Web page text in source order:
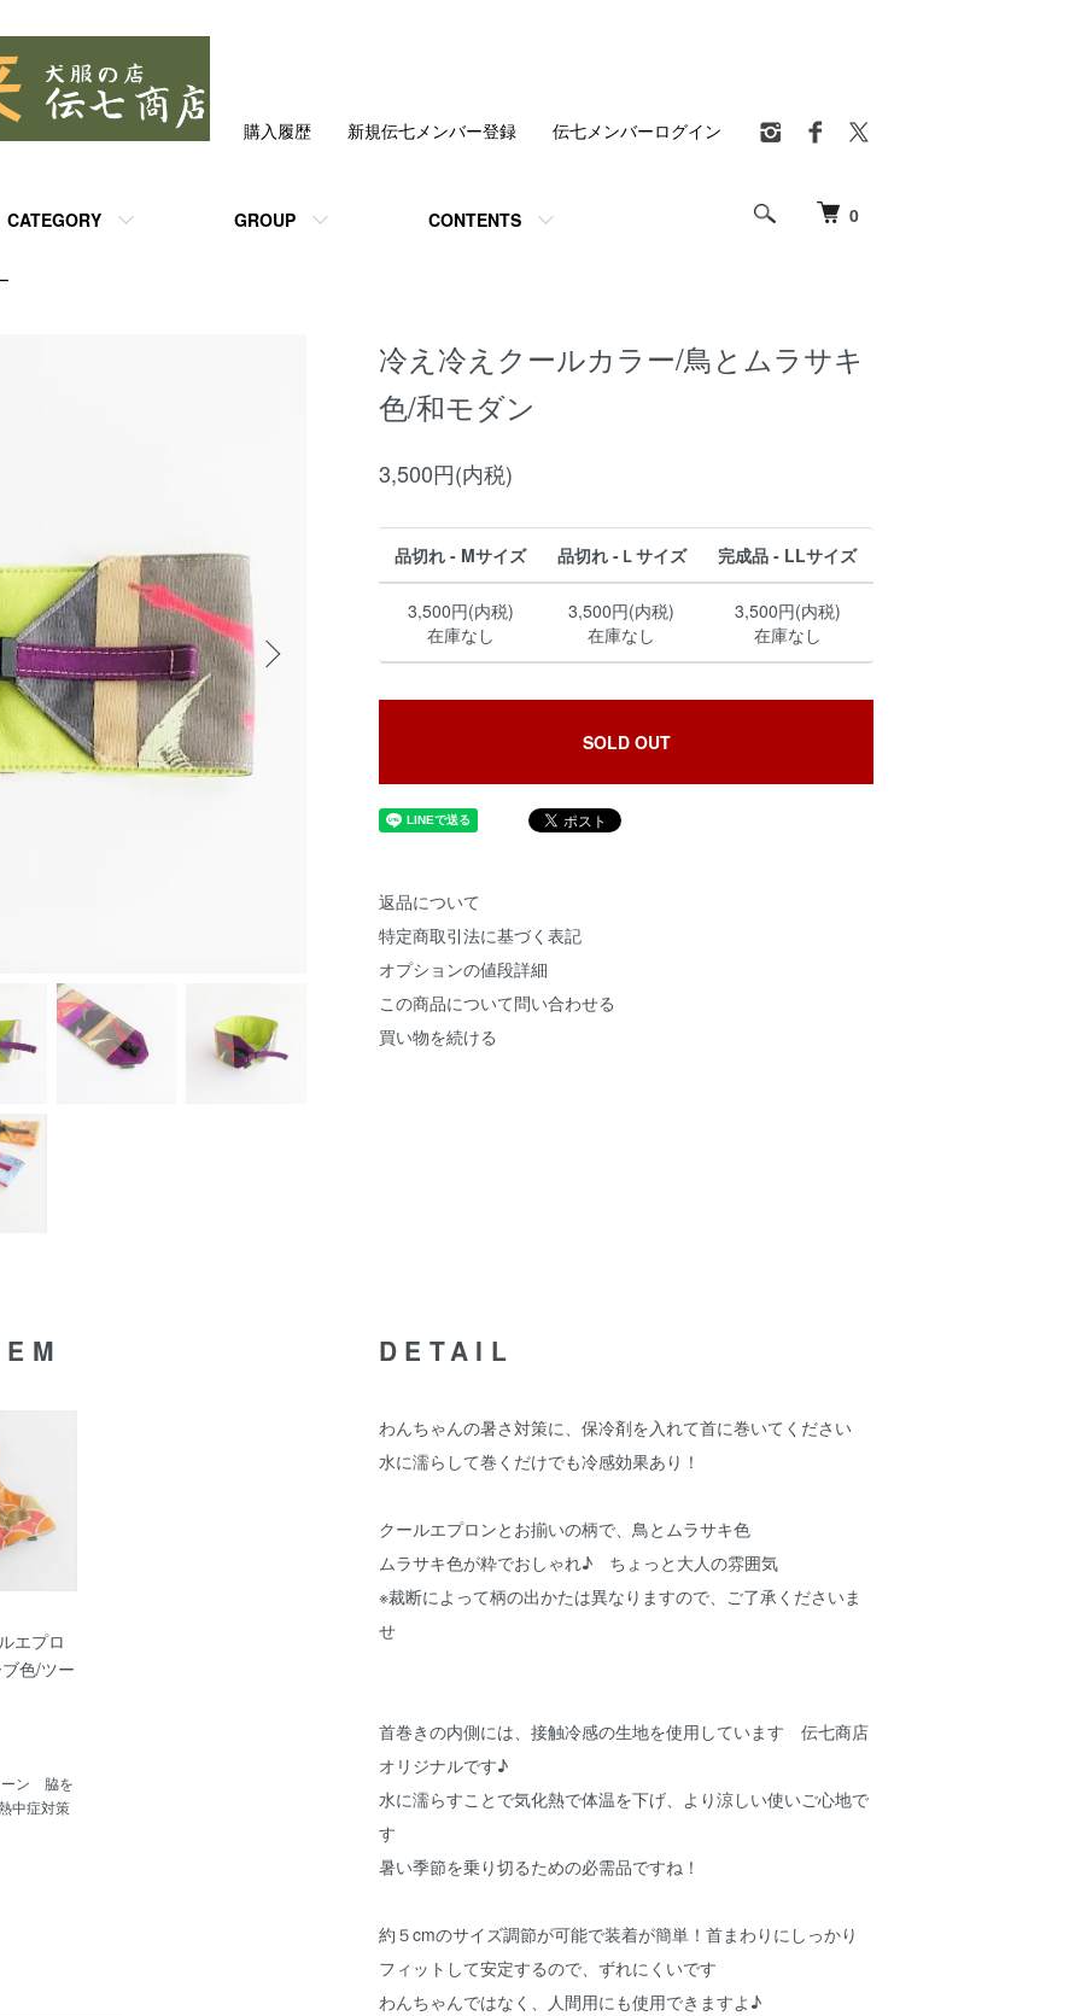
0
CATEGORY GROUP CONTENTS
購入履歴 新規伝七メンバー登録 伝七メンバーログイン
冷え冷えクールカラー/鳥とムラサキ
色/和モダン
3,500円(内税)
品切れ - Mサイズ 品切れ -Ｌサイズ 完成品 - LLサイズ
3,500円(内税)
在庫なし
3,500円(内税)
在庫なし
3,500円(内税)
在庫なし
SOLD OUT
返品について
特定商取引法に基づく表記
オプションの値段詳細
この商品について問い合わせる
買い物を続ける
DETAIL
わんちゃんの暑さ対策に、保冷剤を入れて首に巻いてください
水に濡らして巻くだけでも冷感効果あり！
クールエプロンとお揃いの柄で、鳥とムラサキ色
ムラサキ色が粋でおしゃれ♪ ちょっと大人の雰囲気
※裁断によって柄の出かたは異なりますので、ご了承くださいま
せ
首巻きの内側には、接触冷感の生地を使用しています 伝七商店
オリジナルです♪
水に濡らすことで気化熱で体温を下げ、より涼しい使いご心地で
す
暑い季節を乗り切るための必需品ですね！
約５cmのサイズ調節が可能で装着が簡単！首まわりにしっかり
フィットして安定するので、ずれにくいです
わんちゃんではなく、人間用にも使用できますよ♪
エプロ
色/ツー
ーン 脇を
中症対策